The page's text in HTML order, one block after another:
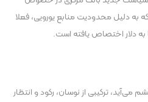
به دلیل محدودیت منابع یورویی، فعلا
دلار اختصاص یافته است.
می‌آید، ترکیبی از نوسان، رکود و انتظار